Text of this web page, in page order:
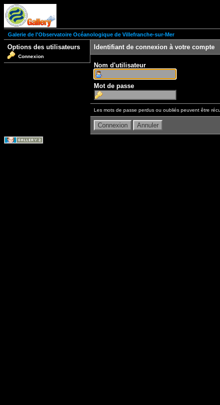
Galerie de l'Observatoire Océanologique de Villefranche-sur-Mer
Options des utilisateurs
Connexion
Identifiant de connexion à votre compte
Nom d'utilisateur
Mot de passe
Les mots de passe perdus ou oubliés peuvent être